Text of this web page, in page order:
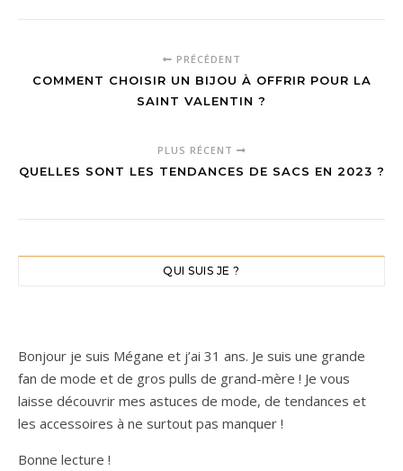
PRÉCÉDENT
COMMENT CHOISIR UN BIJOU À OFFRIR POUR LA
SAINT VALENTIN ?
PLUS RÉCENT
QUELLES SONT LES TENDANCES DE SACS EN 2023 ?
QUI SUIS JE ?
Bonjour je suis Mégane et j’ai 31 ans. Je suis une grande
fan de mode et de gros pulls de grand-mère ! Je vous
laisse découvrir mes astuces de mode, de tendances et
les accessoires à ne surtout pas manquer !
Bonne lecture !